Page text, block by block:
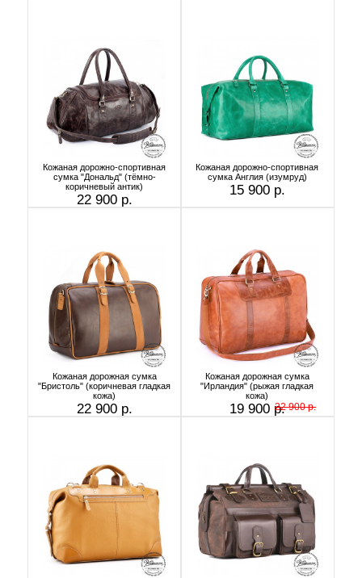
Кожаная дорожно-спортивная
сумка "Дональд" (тёмно-
коричневый антик)
22 900 р.
Кожаная дорожно-спортивная
сумка Англия (изумруд)
15 900 р.
Кожаная дорожная сумка
"Бристоль" (коричневая гладкая
кожа)
22 900 р.
Кожаная дорожная сумка
"Ирландия" (рыжая гладкая
кожа)
19 900 р.22 900 р.